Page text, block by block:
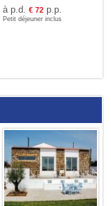
à p.d. € 72p.p.
Petit déjeuner inclus